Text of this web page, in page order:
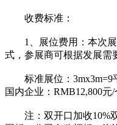
收费标准：
1、展位费用：本次展
式，参展商可根据发展需
标准展位：3mx3m=9
国内企业：RMB12,800元/
注：双开口加收10%双